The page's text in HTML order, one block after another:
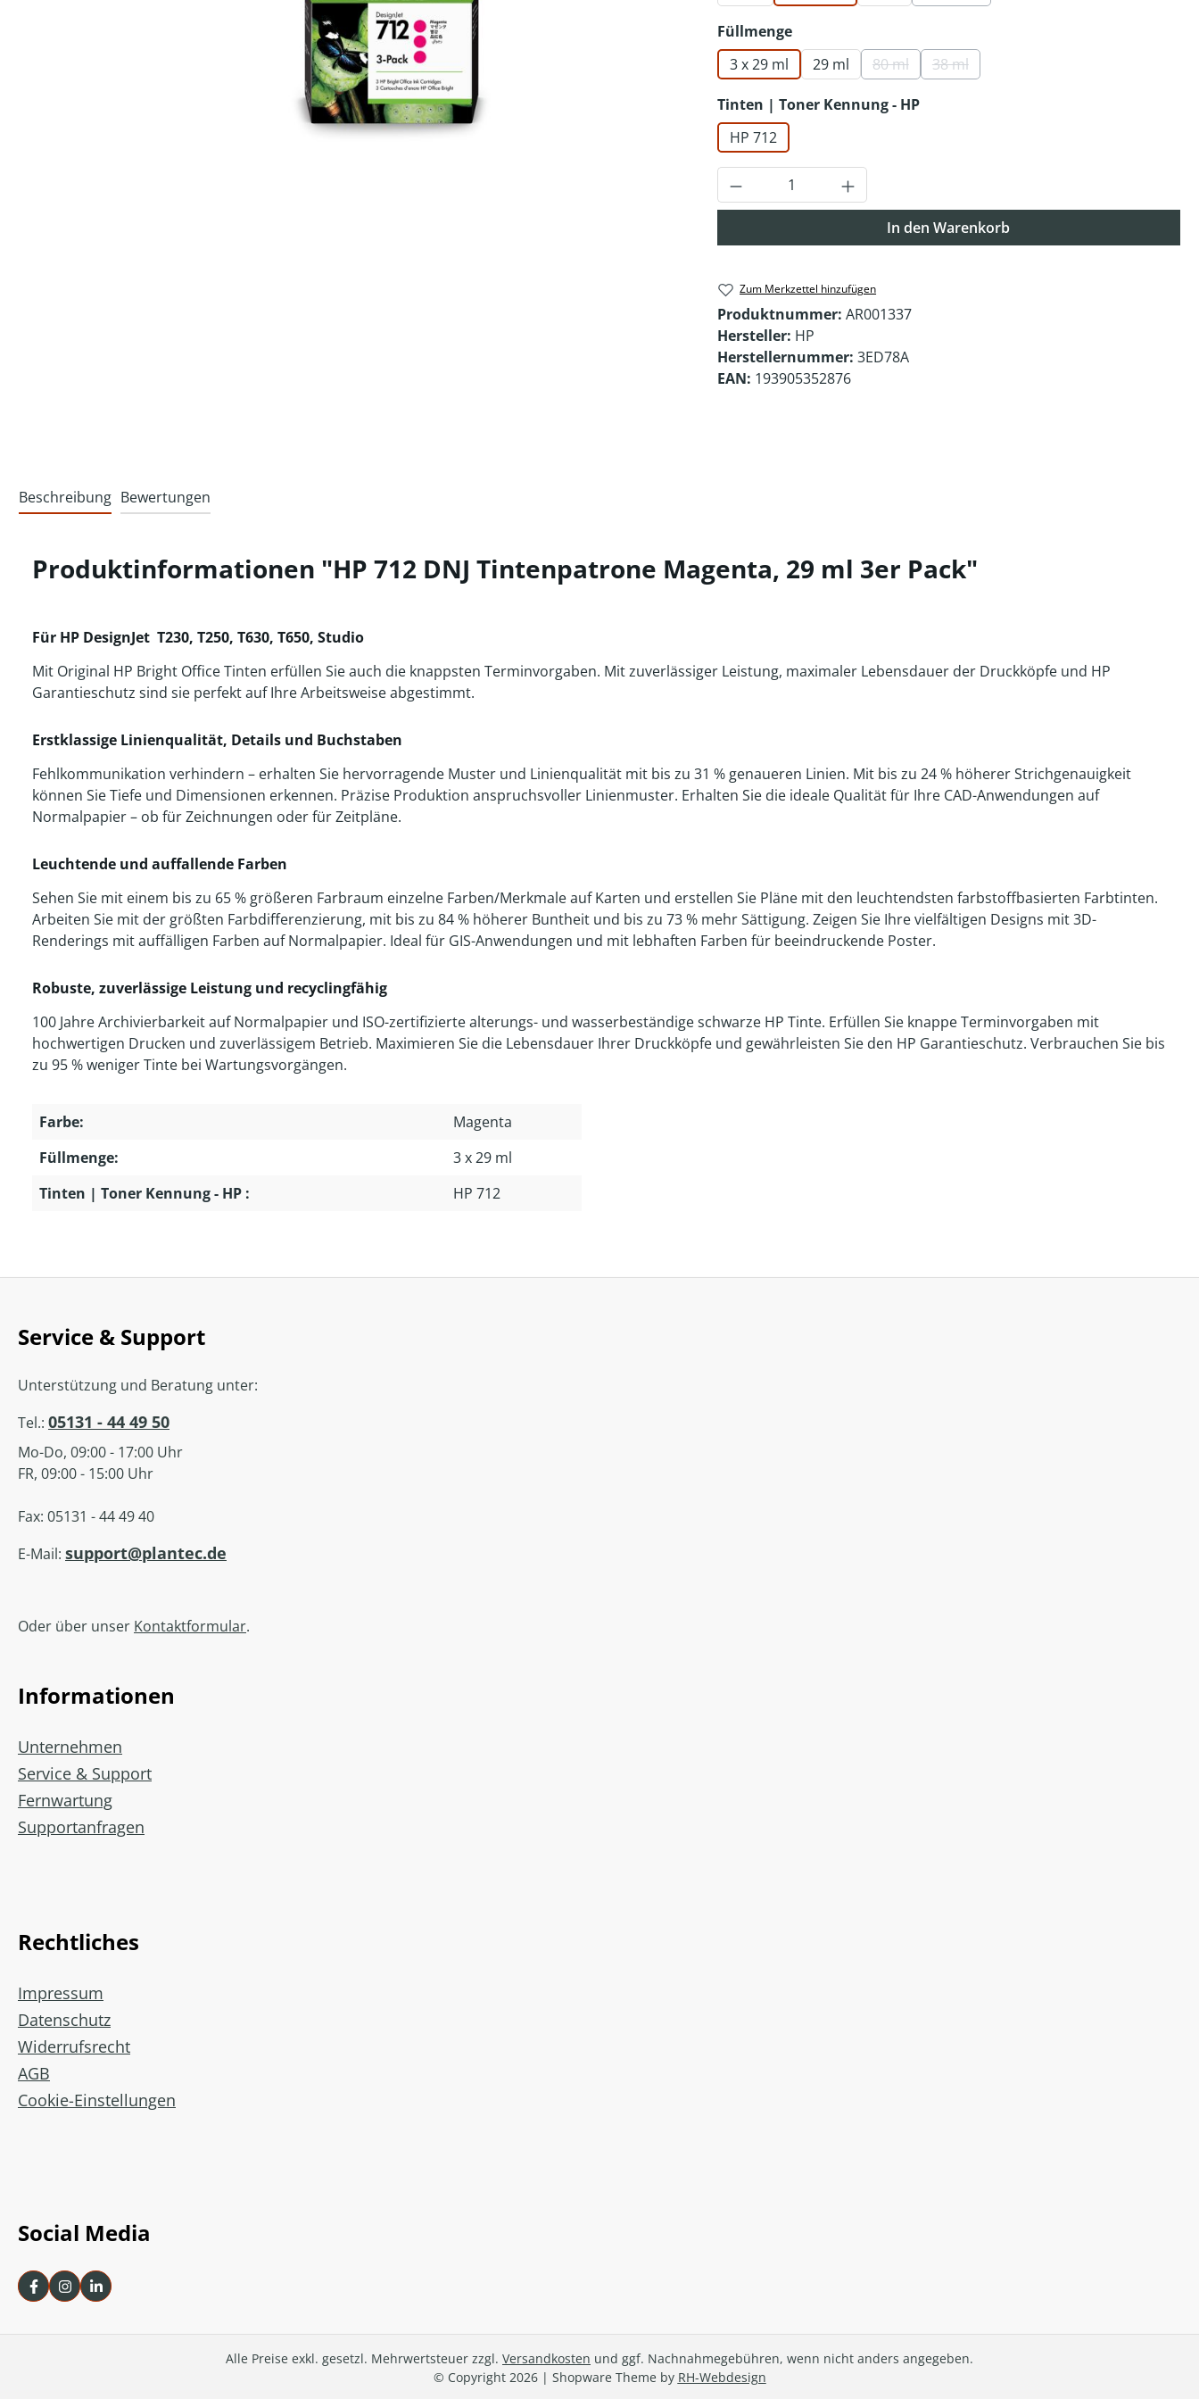
Füllmengeauswählen
3 x 29 ml
29 ml 80 ml(Diese Option ist zurzeit nicht verfügbar.)
38 ml(Diese Option ist zurzeit nicht verfügbar.)
Tinten | Toner Kennung - HPauswählen
HP 712
Produkt Anzahl: Gib den gewünschten Wert
In den Warenkorb
Zum Merkzettel hinzufügen
Produktnummer: AR001337
Hersteller: HP
Herstellernummer: 3ED78A
EAN: 193905352876
Beschreibung Bewertungen
Produktinformationen "HP 712 DNJ Tintenpatrone Magenta, 29 ml 3er Pack"
Für HP DesignJet T230, T250, T630, T650, Studio
Mit Original HP Bright Office Tinten erfüllen Sie auch die knappsten Terminvorgaben. Mit zuverlässiger Leistung, maximaler Lebensdauer der Druckköpfe und HP
Garantieschutz sind sie perfekt auf Ihre Arbeitsweise abgestimmt.
Erstklassige Linienqualität, Details und Buchstaben
Fehlkommunikation verhindern – erhalten Sie hervorragende Muster und Linienqualität mit bis zu 31 % genaueren Linien. Mit bis zu 24 % höherer Strichgenauigkeit
können Sie Tiefe und Dimensionen erkennen. Präzise Produktion anspruchsvoller Linienmuster. Erhalten Sie die ideale Qualität für Ihre CAD-Anwendungen auf
Normalpapier – ob für Zeichnungen oder für Zeitpläne.
Leuchtende und auffallende Farben
Sehen Sie mit einem bis zu 65 % größeren Farbraum einzelne Farben/Merkmale auf Karten und erstellen Sie Pläne mit den leuchtendsten farbstoffbasierten Farbtinten.
Arbeiten Sie mit der größten Farbdifferenzierung, mit bis zu 84 % höherer Buntheit und bis zu 73 % mehr Sättigung. Zeigen Sie Ihre vielfältigen Designs mit 3D-
Renderings mit auffälligen Farben auf Normalpapier. Ideal für GIS-Anwendungen und mit lebhaften Farben für beeindruckende Poster.
Robuste, zuverlässige Leistung und recyclingfähig
100 Jahre Archivierbarkeit auf Normalpapier und ISO-zertifizierte alterungs- und wasserbeständige schwarze HP Tinte. Erfüllen Sie knappe Terminvorgaben mit
hochwertigen Drucken und zuverlässigem Betrieb. Maximieren Sie die Lebensdauer Ihrer Druckköpfe und gewährleisten Sie den HP Garantieschutz. Verbrauchen Sie bis
zu 95 % weniger Tinte bei Wartungsvorgängen.
Farbe:
Magenta
Füllmenge:
3 x 29 ml
Tinten | Toner Kennung - HP :
HP 712
Service & Support
Unterstützung und Beratung unter:
Tel.: 05131 - 44 49 50
Mo-Do, 09:00 - 17:00 Uhr
FR, 09:00 - 15:00 Uhr
Fax: 05131 - 44 49 40
E-Mail: support@plantec.de
Oder über unser Kontaktformular.
Informationen
Unternehmen
Service & Support
Fernwartung
Supportanfragen
Rechtliches
Impressum
Datenschutz
Widerrufsrecht
AGB
Cookie-Einstellungen
Social Media
Alle Preise exkl. gesetzl. Mehrwertsteuer zzgl. Versandkosten und ggf. Nachnahmegebühren, wenn nicht anders angegeben.
© Copyright 2026 | Shopware Theme by RH-Webdesign